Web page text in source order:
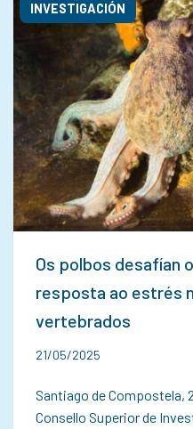
Os polbos desafían
resposta ao estrés
vertebrados
INVESTIGACIÓN
21/05/2025
Santiago de Compostela,
Consello Superior de